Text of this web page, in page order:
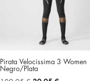
Pirata Velocissima 3 Women
Negro/Plata